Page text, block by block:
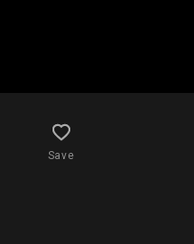
Save